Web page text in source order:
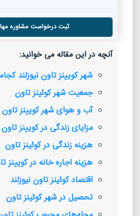
ثبت درخواست مشاوره
آنچه در این مقاله می خوانید:
شهر کویینز تاون نیوزلند
جمعیت شهر کوئینز تاون
آب و هوای شهر کویینز تاون
مزایای زندگی در کویینز تاون
هزینه زندگی در کوئینز تاون
هزینه اجاره خانه در کویینز
اقتصاد کوئینز تاون نیوزلند
تحصیل در شهر کوئینز تاون